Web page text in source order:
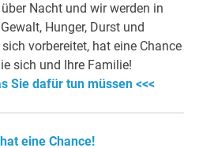
Nacht und wir werden in
Hunger, Durst und
vorbereitet, hat eine Chance
sich und Ihre Familie!
Sie dafür tun müssen <<<
eine Chance!